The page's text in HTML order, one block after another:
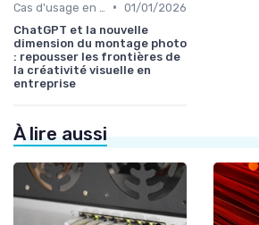
• 01/01/2026
ChatGPT et la nouvelle
dimension du montage photo
: repousser les frontières de
la créativité visuelle en
entreprise
À lire aussi